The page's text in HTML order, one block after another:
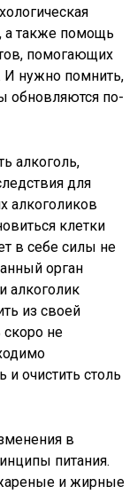
а также помощь
помогающих
И нужно помнить,
обновляются по-
алкоголь,
для
алкоголиков
клетки
в себе силы не
орган
алкоголик
из своей
скоро не
и очистить столь
в
питания.
и жирные